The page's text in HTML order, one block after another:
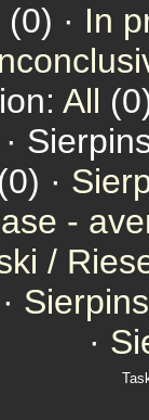
(0) · In
All
(0) ·
-
/
·